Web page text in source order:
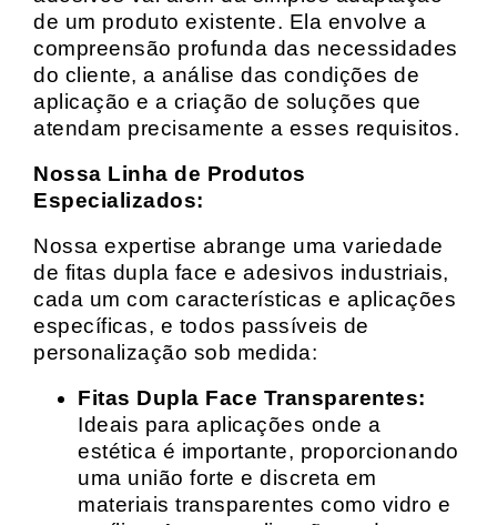
de um produto existente. Ela envolve a
compreensão profunda das necessidades
do cliente, a análise das condições de
aplicação e a criação de soluções que
atendam precisamente a esses requisitos.
Nossa Linha de Produtos
Especializados:
Nossa expertise abrange uma variedade
de fitas dupla face e adesivos industriais,
cada um com características e aplicações
específicas, e todos passíveis de
personalização sob medida:
Fitas Dupla Face Transparentes:
Ideais para aplicações onde a
estética é importante, proporcionando
uma união forte e discreta em
materiais transparentes como vidro e